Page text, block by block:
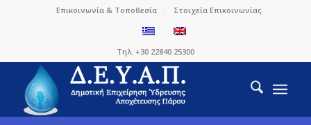
Επικοινωνία & Τοποθεσία Στοιχεία Επικοινωνίας
Τηλ. +30 22840 25300